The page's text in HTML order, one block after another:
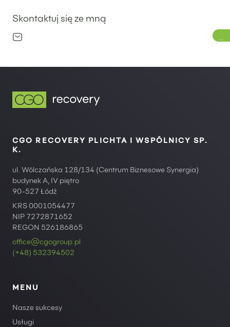
Skontaktuj się ze mną
CGO RECOVERY PLICHTA I WSPÓLNICY SP.
K.
ul. Wólczańska 128/134 (Centrum Biznesowe Synergia)
budynek A, IV piętro
90-527 Łódź
KRS 0001054477
NIP 7272871652
REGON 526186865
office@cgogroup.pl
(+48) 532394502
MENU
Nasze sukcesy
Usługi